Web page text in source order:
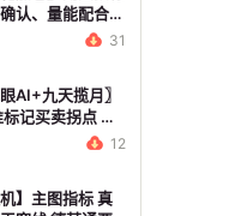
认、量能配合与
号 源码 贴图 31
AI+九天揽月〗
记买卖拐点 九
滤杂波
12
机】主图指标 真